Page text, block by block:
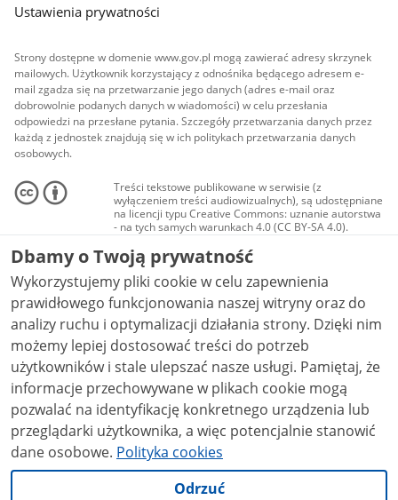
Ustawienia prywatności
Strony dostępne w domenie www.gov.pl mogą zawierać adresy skrzynek
mailowych. Użytkownik korzystający z odnośnika będącego adresem e-
mail zgadza się na przetwarzanie jego danych (adres e-mail oraz
dobrowolnie podanych danych w wiadomości) w celu przesłania
odpowiedzi na przesłane pytania. Szczegóły przetwarzania danych przez
każdą z jednostek znajdują się w ich politykach przetwarzania danych
osobowych.
Treści tekstowe publikowane w serwisie (z
wyłączeniem treści audiowizualnych), są udostępniane
na licencji typu Creative Commons: uznanie autorstwa
- na tych samych warunkach 4.0 (CC BY-SA 4.0).
Materiały audiowizualne, w tym zdjęcia, materiały
audio i wideo, są udostępniane na licencji typu
Creative Commons: uznanie autorstwa użycie
niekomercyjne - bez utworów zależnych 4.0 (CC BY-
NC-ND 4.0), o ile nie jest to stwierdzone inaczej.
Dbamy o Twoją prywatność
Wykorzystujemy pliki cookie w celu zapewnienia
prawidłowego funkcjonowania naszej witryny oraz do
analizy ruchu i optymalizacji działania strony. Dzięki nim
możemy lepiej dostosować treści do potrzeb
użytkowników i stale ulepszać nasze usługi. Pamiętaj, że
informacje przechowywane w plikach cookie mogą
pozwalać na identyfikację konkretnego urządzenia lub
przeglądarki użytkownika, a więc potencjalnie stanowić
dane osobowe. Polityka cookies
Odrzuć